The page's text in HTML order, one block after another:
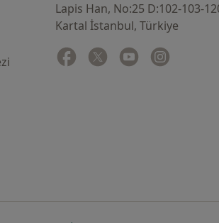
Lapis Han, No:25 D:102-103-
Kartal İstanbul, Türkiye
Facebook
yeni bir sekmede açılır
Twitter
yeni bir sekmede
Youtube
yeni bir